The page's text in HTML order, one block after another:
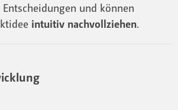
und können
intuitiv nachvollziehen.